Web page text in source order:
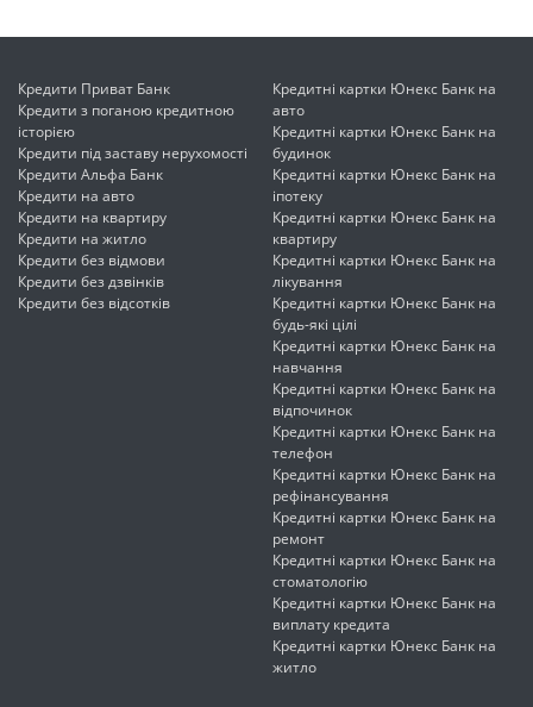
Кредити Приват Банк
Кредити з поганою кредитною
історією
Кредити під заставу нерухомості
Кредити Альфа Банк
Кредити на авто
Кредити на квартиру
Кредити на житло
Кредити без відмови
Кредити без дзвінків
Кредити без відсотків
Кредитні картки Юнекс Банк на
авто
Кредитні картки Юнекс Банк на
будинок
Кредитні картки Юнекс Банк на
іпотеку
Кредитні картки Юнекс Банк на
квартиру
Кредитні картки Юнекс Банк на
лікування
Кредитні картки Юнекс Банк на
будь-які цілі
Кредитні картки Юнекс Банк на
навчання
Кредитні картки Юнекс Банк на
відпочинок
Кредитні картки Юнекс Банк на
телефон
Кредитні картки Юнекс Банк на
рефінансування
Кредитні картки Юнекс Банк на
ремонт
Кредитні картки Юнекс Банк на
стоматологію
Кредитні картки Юнекс Банк на
виплату кредита
Кредитні картки Юнекс Банк на
житло